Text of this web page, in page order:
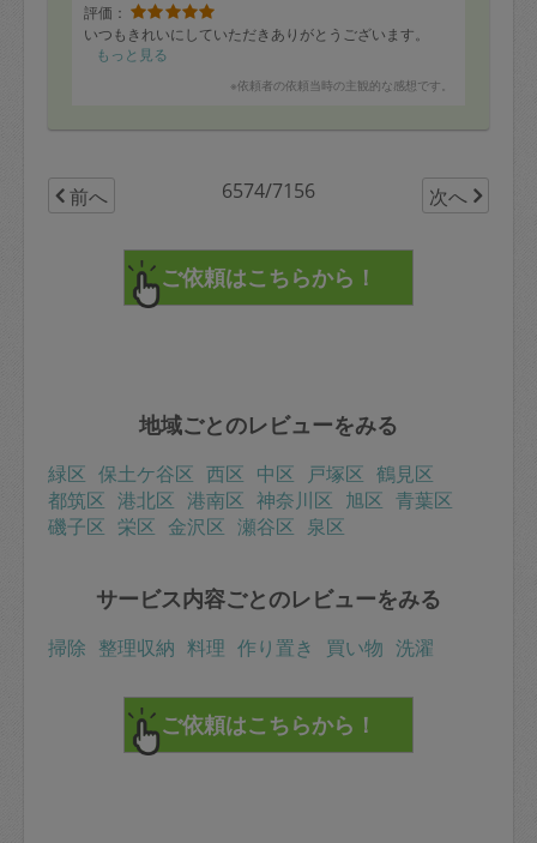
評価：
いつもきれいにしていただきありがとうございます。
もっと見る
※依頼者の依頼当時の主観的な感想です。
前へ 6574/7156 次へ
地域ごとのレビューをみる
緑区 保土ケ谷区 西区 中区 戸塚区 鶴見区
都筑区 港北区 港南区 神奈川区 旭区 青葉区
磯子区 栄区 金沢区 瀬谷区 泉区
サービス内容ごとのレビューをみる
掃除 整理収納 料理 作り置き 買い物 洗濯